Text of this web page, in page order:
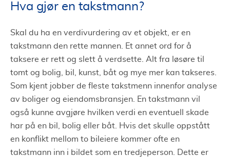
Hva gjør en takstmann?
Skal du ha en verdivurdering av et objekt, er en
takstmann den rette mannen. Et annet ord for å
taksere er rett og slett å verdsette. Alt fra løsøre til
tomt og bolig, bil, kunst, båt og mye mer kan takseres.
Som kjent jobber de fleste takstmenn innenfor analyse
av boliger og eiendomsbransjen. En takstmann vil
også kunne avgjøre hvilken verdi en eventuell skade
har på en bil, bolig eller båt. Hvis det skulle oppstått
en konflikt mellom to bileiere kommer ofte en
takstmann inn i bildet som en tredjeperson. Dette er